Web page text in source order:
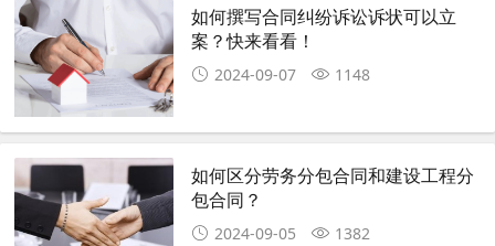
如何撰写合同纠纷诉讼诉状可以立
案？快来看看！
2024-09-07 1148
如何区分劳务分包合同和建设工程分
包合同？
2024-09-05 1382